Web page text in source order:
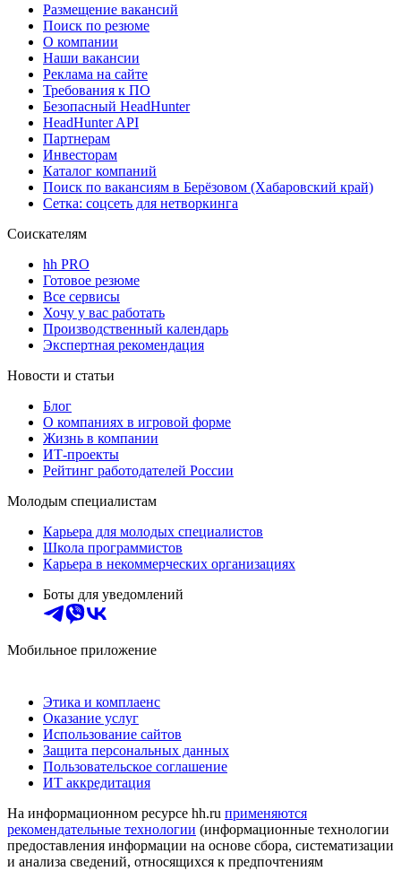
Размещение вакансий
Поиск по резюме
О компании
Наши вакансии
Реклама на сайте
Требования к ПО
Безопасный HeadHunter
HeadHunter API
Партнерам
Инвесторам
Каталог компаний
Поиск по вакансиям в Берёзовом (Хабаровский край)
Сетка: соцсеть для нетворкинга
Соискателям
hh PRO
Готовое резюме
Все сервисы
Хочу у вас работать
Производственный календарь
Экспертная рекомендация
Новости и статьи
Блог
О компаниях в игровой форме
Жизнь в компании
ИТ-проекты
Рейтинг работодателей России
Молодым специалистам
Карьера для молодых специалистов
Школа программистов
Карьера в некоммерческих организациях
Боты для уведомлений
Мобильное приложение
Этика и комплаенс
Оказание услуг
Использование сайтов
Защита персональных данных
Пользовательское соглашение
ИТ аккредитация
На информационном ресурсе hh.ru применяются
рекомендательные технологии (информационные технологии
предоставления информации на основе сбора, систематизации
и анализа сведений, относящихся к предпочтениям